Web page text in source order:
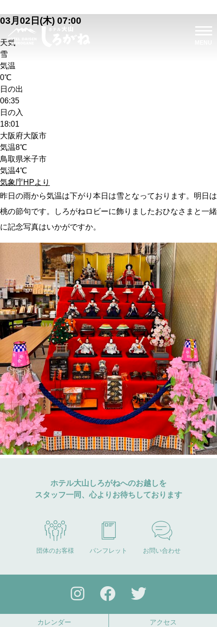
03月02日(木) 07:00
天気
雪
気温
0℃
日の出
06:35
日の入
18:01
大阪府大阪市
気温8℃
鳥取県米子市
気温4℃
気象庁HPより
昨日の雨から気温は下がり本日は雪となっております。明日は
桃の節句です。しろがねロビーに飾りましたおひなさまと一緒
に記念写真はいかがですか。
ホテル大山しろがねへのお越しを
スタッフ一同、心よりお待ちしております
団体のお客様 パンフレット お問い合わせ
カレンダー アクセス